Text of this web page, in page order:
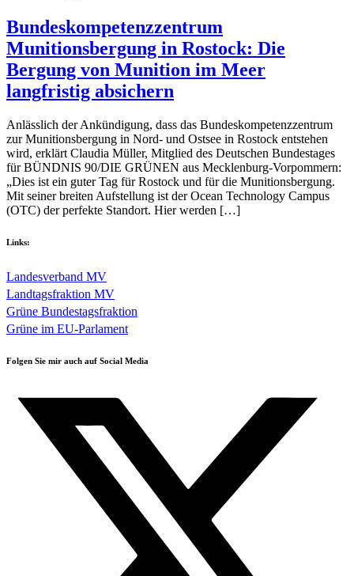
Bundeskompetenzzentrum
Munitionsbergung in Rostock: Die
Bergung von Munition im Meer
langfristig absichern
Anlässlich der Ankündigung, dass das Bundeskompetenzzentrum
zur Munitionsbergung in Nord- und Ostsee in Rostock entstehen
wird, erklärt Claudia Müller, Mitglied des Deutschen Bundestages
für BÜNDNIS 90/DIE GRÜNEN aus Mecklenburg-Vorpommern:
„Dies ist ein guter Tag für Rostock und für die Munitionsbergung.
Mit seiner breiten Aufstellung ist der Ocean Technology Campus
(OTC) der perfekte Standort. Hier werden […]
Links:
Landesverband MV
Landtagsfraktion MV
Grüne Bundestagsfraktion
Grüne im EU-Parlament
Folgen Sie mir auch auf Social Media